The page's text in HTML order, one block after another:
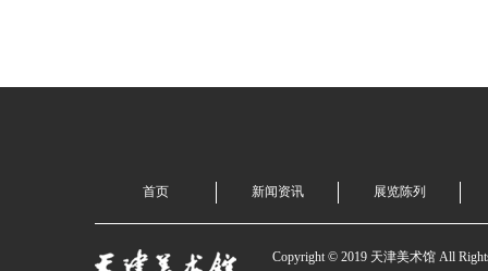
首页 新闻资讯 展览陈列
Copyright © 2019 天津美术馆 All